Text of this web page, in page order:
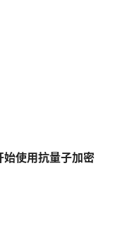
始使用抗量子加密